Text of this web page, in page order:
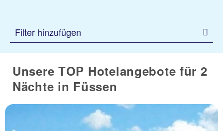
Filter hinzufügen
Unsere TOP Hotelangebote für 2
Nächte in Füssen